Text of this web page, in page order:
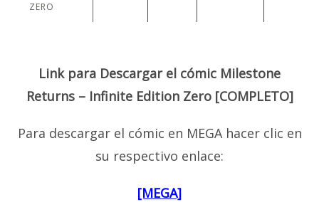
ZERO
Link para Descargar el cómic Milestone
Returns – Infinite Edition Zero [COMPLETO]
Para descargar el cómic en MEGA hacer clic en
su respectivo enlace:
[MEGA]